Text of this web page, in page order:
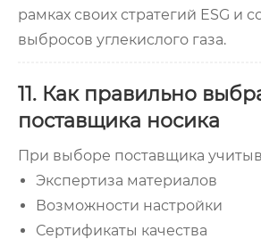
рамках своих стратегий ESG и
выбросов углекислого газа.
11. Как правильно
поставщика носика
При выборе поставщика
Экспертиза материалов
Возможности настройки
Сертификаты качества